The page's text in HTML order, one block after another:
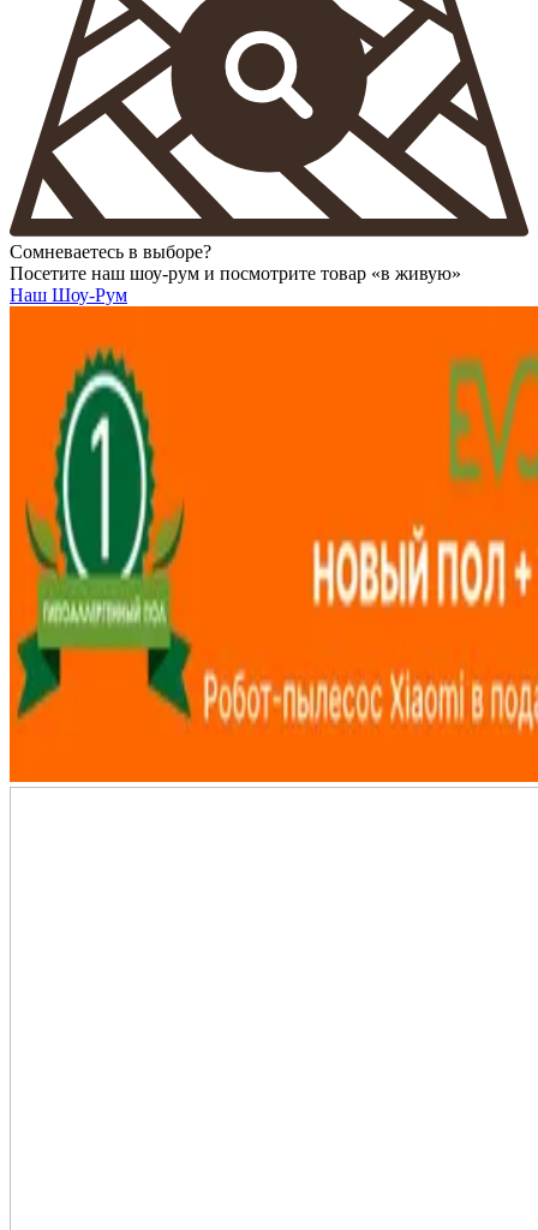
Сомневаетесь в выборе?
Посетите наш шоу-рум и посмотрите товар «в живую»
Наш Шоу-Рум